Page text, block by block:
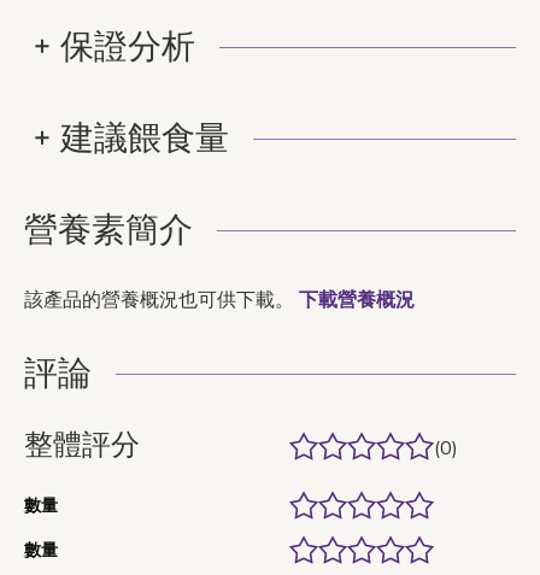
保證分析
建議餵食量
營養素簡介
該產品的營養概況也可供下載。 下載營養概況
評論
整體評分 (0)
數量
數量